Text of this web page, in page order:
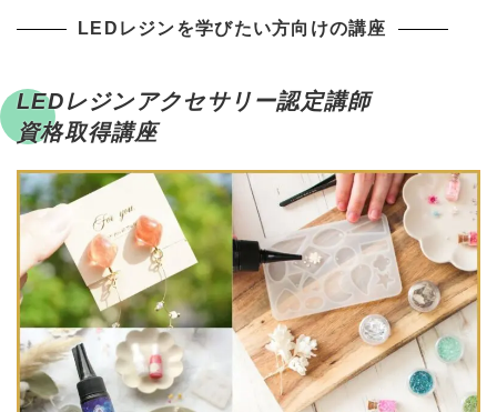
LEDレジンを学びたい方向けの講座
LEDレジンアクセサリー認定講師
資格取得講座